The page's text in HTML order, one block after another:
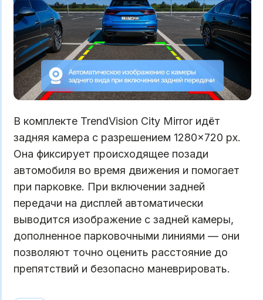
В комплекте TrendVision City Mirror идёт
задняя камера с разрешением 1280×720 px.
Она фиксирует происходящее позади
автомобиля во время движения и помогает
при парковке. При включении задней
передачи на дисплей автоматически
выводится изображение с задней камеры,
дополненное парковочными линиями — они
позволяют точно оценить расстояние до
препятствий и безопасно маневрировать.